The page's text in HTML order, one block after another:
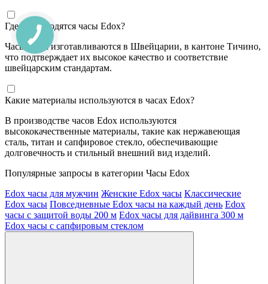
Где производятся часы Edox?
Часы Edox изготавливаются в Швейцарии, в кантоне Тичино,
что подтверждает их высокое качество и соответствие
швейцарским стандартам.
Какие материалы используются в часах Edox?
В производстве часов Edox используются
высококачественные материалы, такие как нержавеющая
сталь, титан и сапфировое стекло, обеспечивающие
долговечность и стильный внешний вид изделий.
Популярные запросы в категории Часы Edox
Edox часы для мужчин Женские Edox часы Классические
Edox часы Повседневные Edox часы на каждый день Edox
часы с защитой воды 200 м Edox часы для дайвинга 300 м
Edox часы с сапфировым стеклом